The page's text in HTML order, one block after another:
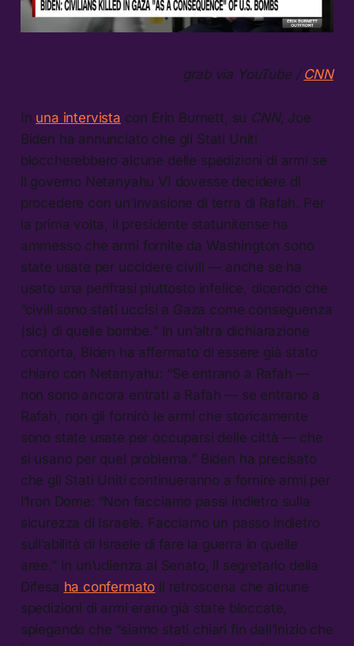
grab via YouTube /CNN
In una intervista con Erin Burnett, su CNN, Joe
Biden ha annunciato che gli Stati Uniti
bloccherebbero alcune delle spedizioni di armi se
il governo Netanyahu VI dovesse decidere di
procedere con un’invasione di terra di Rafah. Per
la prima volta, il presidente statunitense ha
ammesso che armi fornite da Washington sono
state usate per uccidere civili — anche se ha
usato una perifrasi piuttosto infelice, dicendo che
“civili sono stati uccisi a Gaza come conseguenza
(sic) di quelle bombe.” In un’altra dichiarazione
contorta, Biden ha affermato di essere già stato
chiaro con Netanyahu: “Se entrano a Rafah —
non sono ancora entrati a Rafah — se entrano a
Rafah, non gli fornirò le armi che storicamente
sono state usate per occuparsi delle città — che
si usano per quel problema.” Biden ha precisato
che gli Stati Uniti continueranno a fornire armi per
l’Iron Dome: “Non facciamo passi indietro sulla
sicurezza di Israele. Facciamo un passo indietro
sull’abilità di Israele di fare la guerra in quelle
aree.” In un’udienza al Senato, il segretario della
Difesa ha confermato il retroscena che alcune
spedizioni di armi erano già state bloccate,
spiegando che “siamo stati chiari fin dall’inizio che